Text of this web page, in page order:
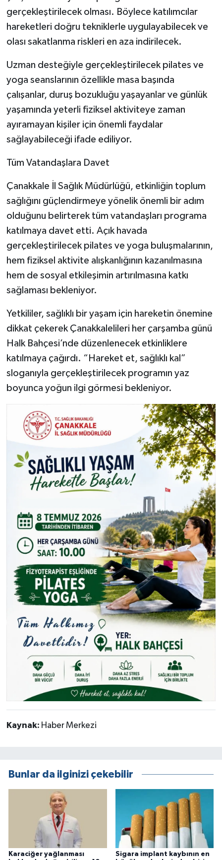
gerçekleştirilecek olması. Böylece katılımcılar
hareketleri doğru tekniklerle uygulayabilecek ve
olası sakatlanma riskleri en aza indirilecek.
Uzman desteğiyle gerçekleştirilecek pilates ve
yoga seanslarının özellikle masa başında
çalışanlar, duruş bozukluğu yaşayanlar ve günlük
yaşamında yeterli fiziksel aktiviteye zaman
ayıramayan kişiler için önemli faydalar
sağlayabileceği ifade ediliyor.
Tüm Vatandaşlara Davet
Çanakkale İl Sağlık Müdürlüğü, etkinliğin toplum
sağlığını güçlendirmeye yönelik önemli bir adım
olduğunu belirterek tüm vatandaşları programa
katılmaya davet etti. Açık havada
gerçekleştirilecek pilates ve yoga buluşmalarının,
hem fiziksel aktivite alışkanlığının kazanılmasına
hem de sosyal etkileşimin artırılmasına katkı
sağlaması bekleniyor.
Yetkililer, sağlıklı bir yaşam için hareketin önemine
dikkat çekerek Çanakkalelileri her çarşamba günü
Halk Bahçesi’nde düzenlenecek etkinliklere
katılmaya çağırdı. “Hareket et, sağlıklı kal”
sloganıyla gerçekleştirilecek programın yaz
boyunca yoğun ilgi görmesi bekleniyor.
Kaynak: Haber Merkezi
Bunlar da ilginizi çekebilir
Karaciğer yağlanması
Sigara implant kaybının en